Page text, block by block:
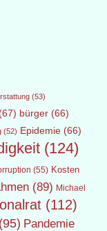
(53)
(67) bürger (66)
(52) Epidemie (66)
(124)
(55) Kosten
(89) Michael
(112)
(95) Pandemie